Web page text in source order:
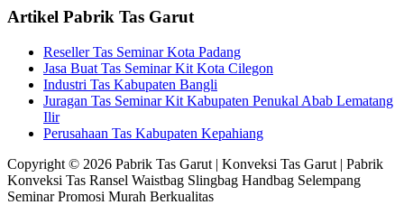
Artikel Pabrik Tas Garut
Reseller Tas Seminar Kota Padang
Jasa Buat Tas Seminar Kit Kota Cilegon
Industri Tas Kabupaten Bangli
Juragan Tas Seminar Kit Kabupaten Penukal Abab Lematang
Ilir
Perusahaan Tas Kabupaten Kepahiang
Copyright © 2026 Pabrik Tas Garut | Konveksi Tas Garut | Pabrik
Konveksi Tas Ransel Waistbag Slingbag Handbag Selempang
Seminar Promosi Murah Berkualitas